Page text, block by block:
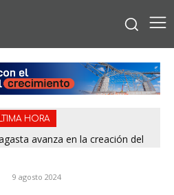
HORA
avanza en la creación del
mujer acusada de estafar a familias
9 agosto 2024